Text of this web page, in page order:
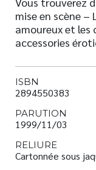
mise en scène –
amoureux et les
accessories
ISBN
2894550383
PARUTION
1999/11/03
RELIURE
Cartonnée sous